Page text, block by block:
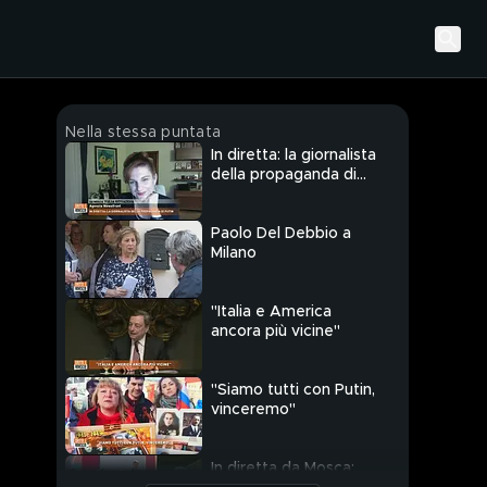
Nella stessa puntata
In diretta: la giornalista
della propaganda di
Paolo Del Debbio a
Milano
"Italia e America
ancora più vicine"
"Siamo tutti con Putin,
vinceremo"
In diretta da Mosca: